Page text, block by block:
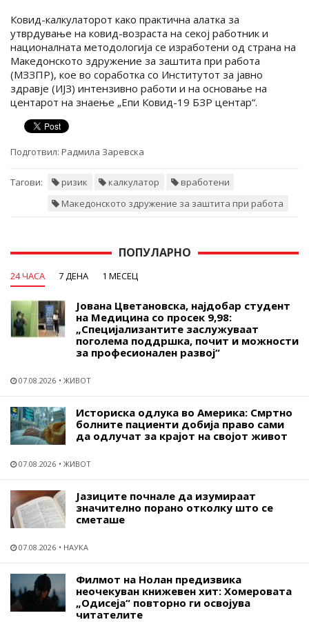
Ковид-калкулаторот како практична алатка за
утврдување на ковид-возраста на секој работник и
националната методологија се изработени од страна на
Македонското здружение за заштита при работа
(МЗЗПР), кое во соработка со Институтот за јавно
здравје (ИЈЗ) интензивно работи и на основање на
центарот на знаење „Епи Ковид-19 БЗР центар“.
Подготвил: Радмила Заревска
Тагови: ризик калкулатор
вработени
Македонското здружение за заштита при работа
ПОПУЛАРНО
24 ЧАСА 7 ДЕНА 1 МЕСЕЦ
Јована Цветановска, најдобар студент
на Медицина со просек 9,98:
„Специјализантите заслужуваат
поголема поддршка, почит и можности
за професионален развој“
07.08.2026 ЖИВОТ
Историска одлука во Америка: Смртно
болните пациенти добија право сами
да одлучат за крајот на својот живот
07.08.2026 ЖИВОТ
Јазиците почнале да изумираат
значително порано отколку што се
сметаше
07.08.2026 НАУКА
Филмот на Нолан предизвика
неочекуван книжевен хит: Хомеровата
„Одисеја“ повторно ги освојува
читателите